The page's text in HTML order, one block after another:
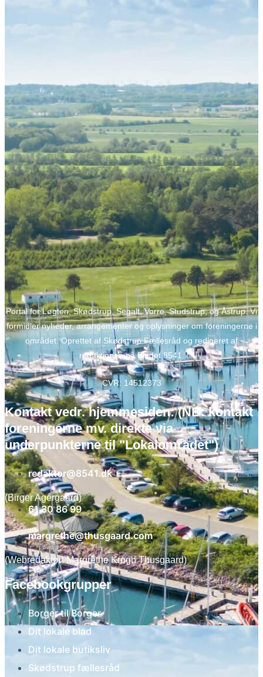
Portal for Løgten, Skødstrup, Segalt, Vorre, Studstrup, og Åstrup. Vi
formidler nyheder, arrangementer og oplysninger om foreningerne i
området. Oprettet af Skødstrup Fællesråd og redigeret af
redaktionen på Bladet 8541.
CVR: 14512373
Kontakt vedr. hjemmesiden: (NB: kontakt
foreningerne mv. direkte via
underpunkterne til "Lokalområdet")
redaktor@8541.dk
(Birger Agergaard)
61 30 86 99
margrethe@thusgaard.com
(Webredaktør: Margrethe Krogh Thusgaard)
Facebookgrupper
Borger til Borger
Dit lokale blad
Dit lokale butiksliv
Skødstrup fællesråd